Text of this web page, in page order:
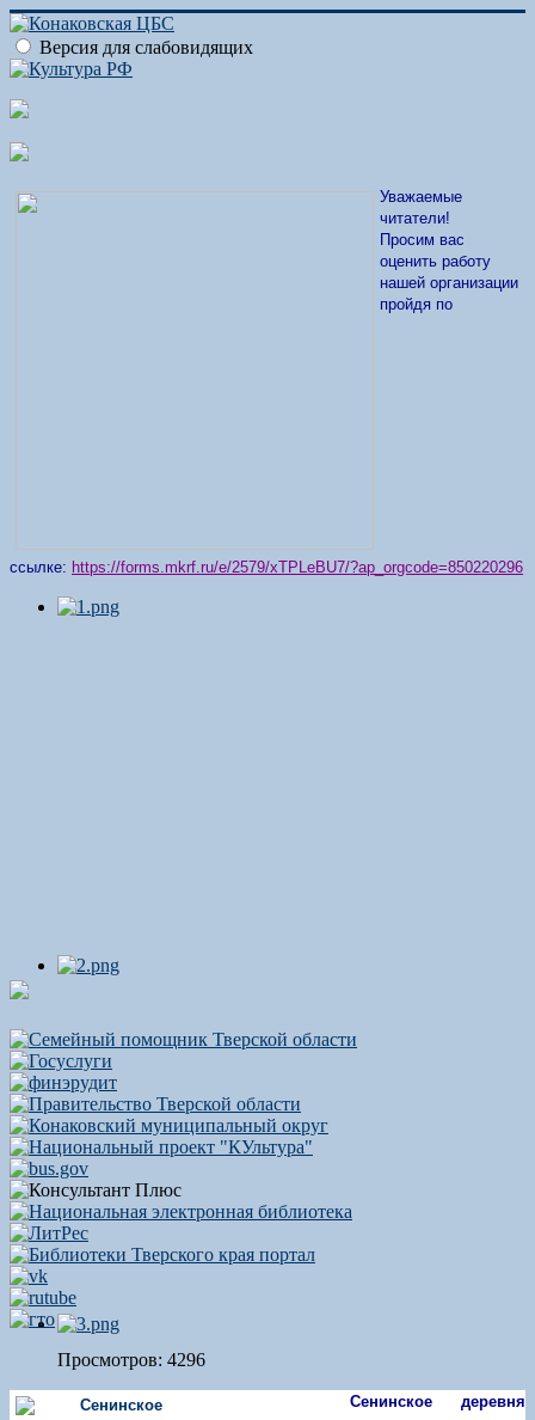
Версия для слабовидящих
Уважаемые
читатели!
Просим вас
оценить работу
нашей организации
пройдя по
ссылке: https://forms.mkrf.ru/e/2579/xTPLeBU7/?ap_orgcode=850220296
Просмотров: 4296
Сенинское деревня